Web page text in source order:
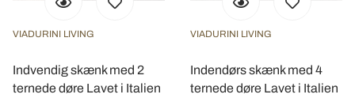
VIADURINI LIVING
Indvendig skænk med 2
ternede døre Lavet i Italien
VIADURINI LIVING
Indendørs skænk med 4
ternede døre Lavet i Italien